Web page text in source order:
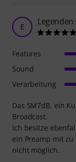
E
Das SM7dB, ein
Broadcast.
Ich besitze
ein Preamp mit
nicht möglich.
Features
Sound
Verarbeitung